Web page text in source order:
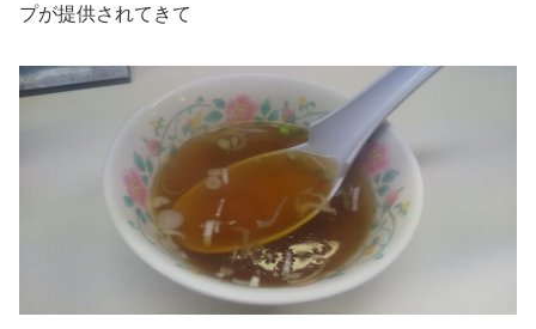
プが提供されてきて